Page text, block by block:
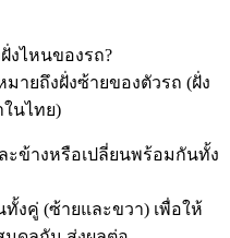
งไหนของรถ?
มายถึงฝั่งซ้ายของตัวรถ (ฝั่ง
นไทย)
ข้างหรือเปลี่ยนพร้อมกันทั้ง
งคู่ (ซ้ายและขวา) เพื่อให้